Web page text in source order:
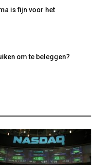
is fijn voor het
om te beleggen?